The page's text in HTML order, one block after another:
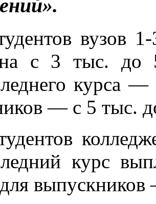
вузов
с 3 тыс. до
курса
— с 5 тыс.
курс